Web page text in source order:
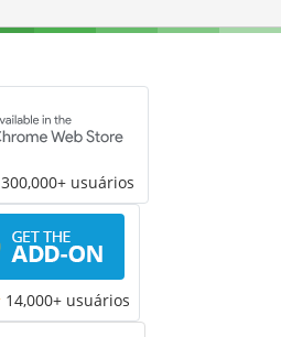
300,000+ usuários
14,000+ usuários